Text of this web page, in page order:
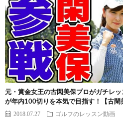
元・賞金女王の古閑美保プロがガチレ
が年内100切りを本気で目指す！【古閑
2018.07.27 ゴルフのレッスン動画